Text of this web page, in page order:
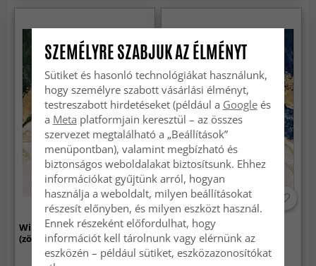
Wilton szőnyeg - Padova
(zöld/fehér/arany)
Wilton szőnyeg - Padova
(kék/fehér/arany)
SZEMÉLYRE SZABJUK AZ ÉLMÉNYT
Sütiket és hasonló technológiákat használunk,
hogy személyre szabott vásárlási élményt,
testreszabott hirdetéseket (például a Googleés
a Meta platformjain keresztül – az összes
szervezet megtalálható a „Beállítások”
menüpontban), valamint megbízható és
biztonságos weboldalakat biztosítsunk. Ehhez
információkat gyűjtünk arról, hogyan
használja a weboldalt, milyen beállításokat
részesít előnyben, és milyen eszközt használ.
Ennek részeként előfordulhat, hogy
információt kell tárolnunk vagy elérnünk az
eszközén – például sütiket, eszközazonosítókat